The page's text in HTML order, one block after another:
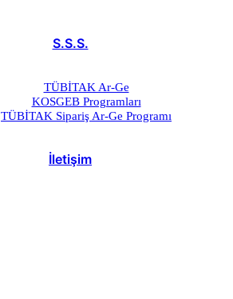
S.S.S.
TÜBİTAK Ar-Ge
KOSGEB Programları
TÜBİTAK Sipariş Ar-Ge Programı
İletişim